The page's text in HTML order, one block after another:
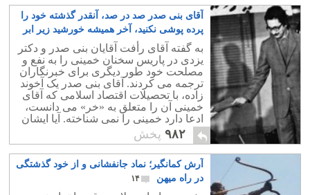
آقای بنی صدر صد در صد، آنقدر گذشته خود را
پرده پوشی نکنید، آخر همیشه خورشید زیر ابر
نمی ماند
به گفته آقای رأفت آقایان بنی صدر و دکتر
یزدی در پاریس سخنان خمینی را به نفع و
مصلحت خود طور دیگری برای خبرنگاران
ترجمه می کردند. آقای بنی صدر یک آخوند
زاده، با تحصیلات اقتصاد اسلامی که آقای
خمینی آن را متعلق به «خر» می دانست،
ادعا دارد خمینی را نمی شناخته. آیا ایشان
مشکل مغزی دارد، یا مردم خرند؟!.
۹۸۲ پخش
آرش کمانگیر؛ نماد جانفشانی و از خود گذشتگی
در راه میهن
۱۴